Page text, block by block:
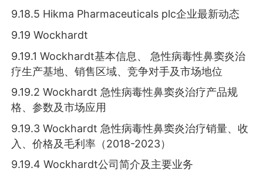
9.18.5 Hikma Pharmaceuticals plc企业最新动态
9.19 Wockhardt
9.19.1 Wockhardt基本信息、 急性病毒性鼻窦炎治
疗生产基地、销售区域、竞争对手及市场地位
9.19.2 Wockhardt 急性病毒性鼻窦炎治疗产品规
格、参数及市场应用
9.19.3 Wockhardt 急性病毒性鼻窦炎治疗销量、收
入、价格及毛利率（2018-2023）
9.19.4 Wockhardt公司简介及主要业务